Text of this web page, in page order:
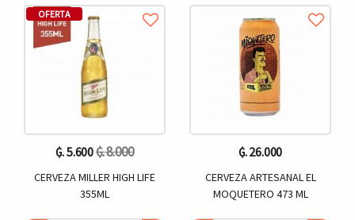
OFERTA
₲. 5.600₲. 8.000
CERVEZA MILLER HIGH LIFE
355ML
₲. 26.000
CERVEZA ARTESANAL EL
MOQUETERO 473 ML